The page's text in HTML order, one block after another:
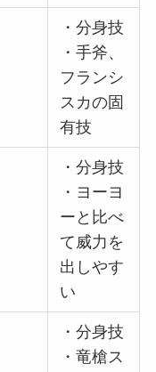
・分身技
・手斧、
フランシ
スカの固
有技
・分身技
・ヨーヨ
ーと比べ
て威力を
出しやす
い
・分身技
・竜槍ス